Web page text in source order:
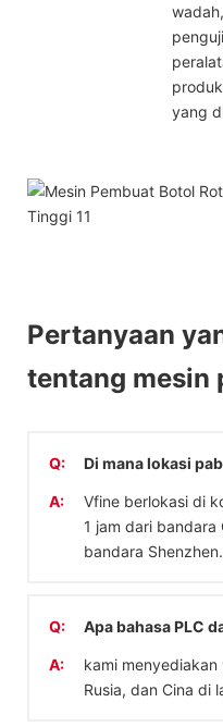
wadah,
yang
Pertanyaan
tentang mesin
Q: Di mana lokasi
A:
Vfine berlokasi di
1 jam dari bandara
bandara Shenzhen.
Q: Apa bahasa PLC
A:
kami
Rusia, dan Cina di